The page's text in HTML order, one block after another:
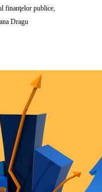
finanţelor publice,
Dragu